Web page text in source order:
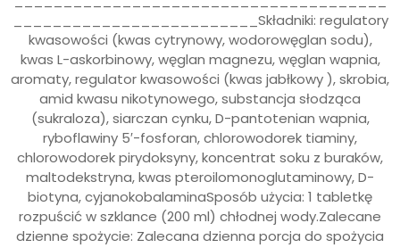
_________________________Składniki: regulatory
kwasowości (kwas cytrynowy, wodorowęglan sodu),
kwas L-askorbinowy, węglan magnezu, węglan wapnia,
aromaty, regulator kwasowości (kwas jabłkowy ), skrobia,
amid kwasu nikotynowego, substancja słodząca
(sukraloza), siarczan cynku, D-pantotenian wapnia,
ryboflawiny 5′-fosforan, chlorowodorek tiaminy,
chlorowodorek pirydoksyny, koncentrat soku z buraków,
maltodekstryna, kwas pteroilomonoglutaminowy, D-
biotyna, cyjanokobalaminaSposób użycia: 1 tabletkę
rozpuścić w szklance (200 ml) chłodnej wody.Zalecane
dzienne spożycie: Zalecana dzienna porcja do spożycia